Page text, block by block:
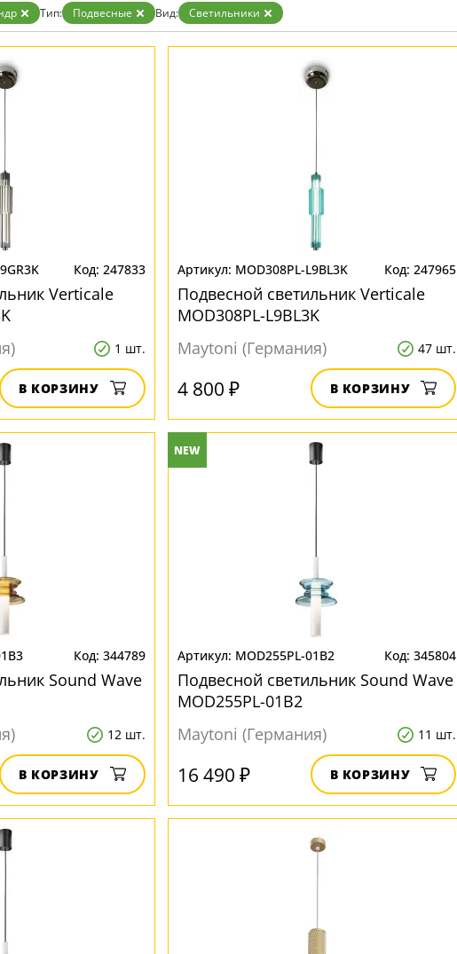
Золото
Прозрачные
Хром
Тип: Подвесные Вид: Светильники
247833
Verticale
1 шт.
В КОРЗИНУ
MOD308PL-L9BL3K 247965
Подвесной светильник Verticale
MOD308PL-L9BL3K
Maytoni (Германия)
47 шт.
4 800 ₽ В КОРЗИНУ
344789
Sound Wave
12 шт.
В КОРЗИНУ
NEW
MOD255PL-01B2 345804
Подвесной светильник Sound Wave
MOD255PL-01B2
Maytoni (Германия)
11 шт.
16 490 ₽ В КОРЗИНУ